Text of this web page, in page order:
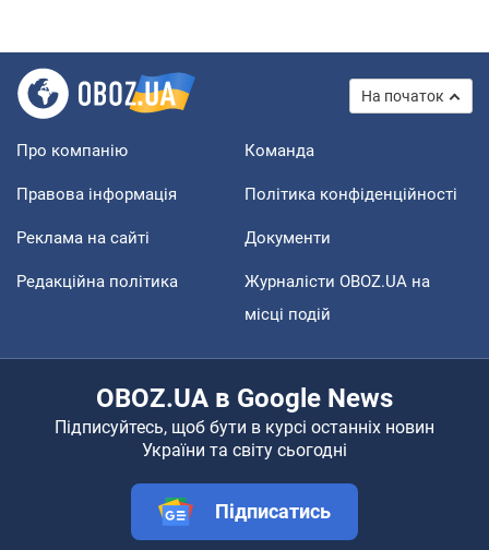
На початок
Про компанію Команда
Правова інформація Політика конфіденційності
Реклама на сайті Документи
Редакційна політика
Журналісти OBOZ.UA на
місці подій
OBOZ.UA в Google News
Підписуйтесь, щоб бути в курсі останніх новин
України та світу сьогодні
Підписатись